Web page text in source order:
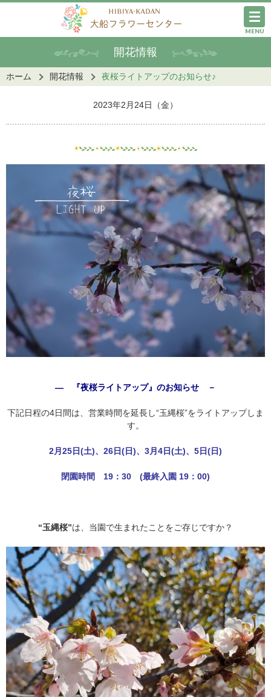
MENU
開花情報
ホーム 開花情報 夜桜ライトアップのお知らせ♪
2023年2月24日（金）
― 『夜桜ライトアップ』のお知らせ －
下記日程の4日間は、営業時間を延長し“玉縄桜”をライトアップしま
す。
2月25日(土)、26日(日)、3月4日(土)、5日(日)
閉園時間 19：30 (最終入園 19：00)
“玉縄桜”は、当園で生まれたことをご存じですか？